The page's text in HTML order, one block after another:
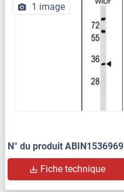
1 image
N° du produit ABIN1536969
Fiche technique